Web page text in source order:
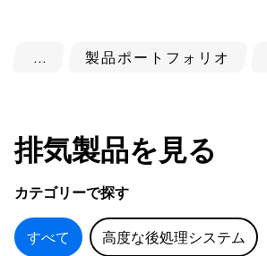
製品ポートフォリオ
排気製品を見る
カテゴリーで探す
すべて 高度な後処理システム